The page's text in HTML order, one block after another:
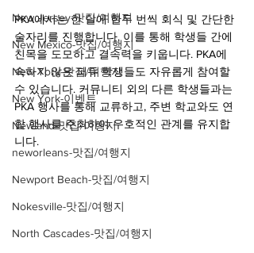
New Jersey-맛집/여행지
New Mexico-맛집/여행지
New York-맛집/여행지
New York-이벤트
Newland-맛집/여행지
neworleans-맛집/여행지
Newport Beach-맛집/여행지
Nokesville-맛집/여행지
North Cascades-맛집/여행지
PKA에서는 한 달에 한두 번씩 회식 및 간단한
술자리를 진행합니다. 이를 통해 학생들 간에
친목을 도모하고 결속력을 키웁니다. PKA에
속하지 않은 퍼듀 학생들도 자유롭게 참여할
수 있습니다. 커뮤니티 외의 다른 학생들과는
PKA 행사를 통해 교류하고, 주변 학교와도 연
합 행사를 주최하여 우호적인 관계를 유지합
니다.